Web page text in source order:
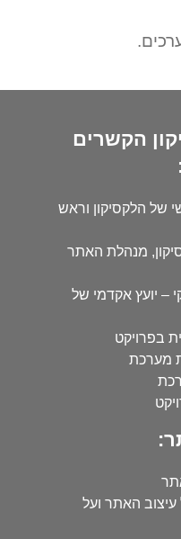
הקשרים
של הלקסיקון וראש
מנהלת האתר
– יועץ אקדמי של
בפרויקט
מערכת
האתר ועל